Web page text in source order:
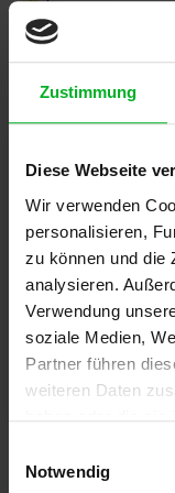
Zustimmung
Diese Webseite
Wir verwenden
personalisieren,
zu können und die
analysieren.
Verwendung
soziale Medien,
Partner führen
weiteren Daten
Notwendig
Export
Indexierte Seiten
Top Keywords
Sichtbarkeitsindex
Top URLs